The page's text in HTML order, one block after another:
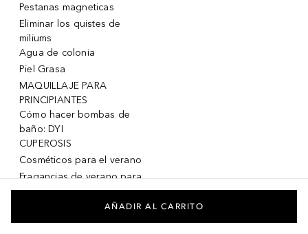
Pestanas magneticas
Eliminar los quistes de
miliums
Agua de colonia
Piel Grasa
MAQUILLAJE PARA
PRINCIPIANTES
Cómo hacer bombas de
baño: DYI
CUPEROSIS
Cosméticos para el verano
Fragancias de verano para
mujeres
Fragancias de verano paraAÑADIR AL CARRITO